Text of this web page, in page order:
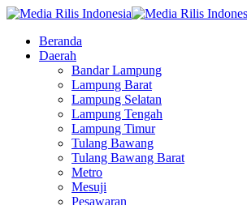
Beranda
Daerah
Bandar Lampung
Lampung Barat
Lampung Selatan
Lampung Tengah
Lampung Timur
Tulang Bawang
Tulang Bawang Barat
Metro
Mesuji
Pesawaran